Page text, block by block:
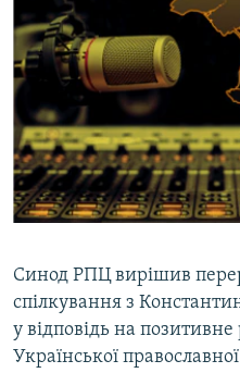
пошуку
ІНТЕРВ'Ю
ВСЕ ЗА ДЕНЬ
СПЕЦПРОЕКТИ
ДЕПОРТАЦІЯ
ВІДЕОУРОКИ «ELIFBE»
СВІДЧЕННЯ ОКУПАЦІЇ
ЯК ОБІЙТИ БЛОКУВАННЯ
Русский
Qırımtatar
ДОЛУЧАЙСЯ!
Синод РПЦ вирішив
спілкування з
у відповідь на
Української